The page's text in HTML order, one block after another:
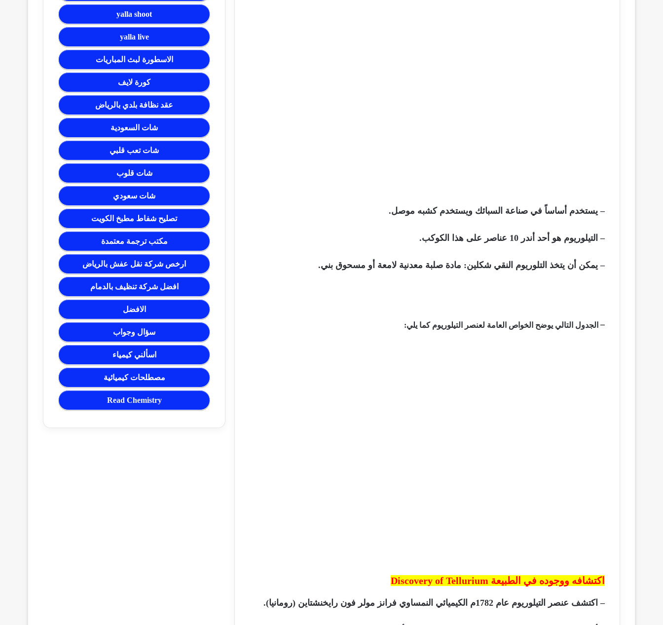
– يستخدم أساساً في صناعة السبائك ويستخدم كشبه موصل.
– التيلوريوم هو أحد أندر 10 عناصر على هذا الكوكب.
– يمكن أن يتخذ التلوريوم النقي شكلين: مادة صلبة معدنية لامعة أو مسحوق بني.
– الجدول التالي يوضح الخواص العامة لعنصر التيلوريوم كما يلي:
اكتشافه ووجوده في الطبيعة Discovery of Tellurium
– اكتشف عنصر التيلوريوم عام 1782م الكيميائي النمساوي فرانز مولر فون رايخنشتاين (رومانيا).
yalla shoot
yalla live
الاسطورة لبث المباريات
كورة لايف
عقد نظافة بلدي بالرياض
شات السعودية
شات تعب قلبي
شات قلوب
شات سعودي
تصليح شفاط مطبخ الكويت
مكتب ترجمة معتمدة
ارخص شركة نقل عفش بالرياض
افضل شركة تنظيف بالدمام
الافضل
سؤال وجواب
اسألني كيمياء
مصطلحات كيميائية
Read Chemistry